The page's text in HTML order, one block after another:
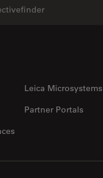
Leica Microsystems
Partner Portals